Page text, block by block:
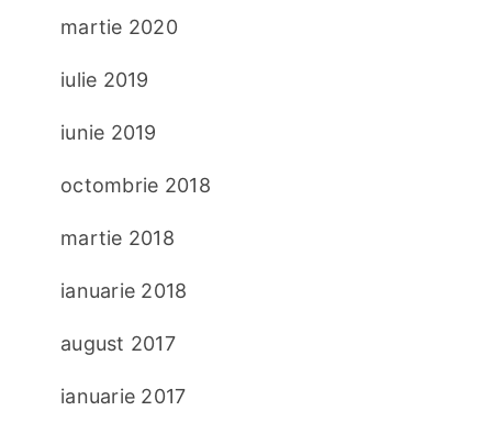
martie 2020
iulie 2019
iunie 2019
octombrie 2018
martie 2018
ianuarie 2018
august 2017
ianuarie 2017